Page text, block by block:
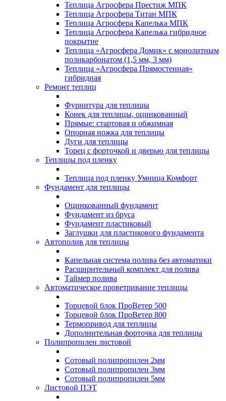
Теплица Агросфера Престиж МПК
Теплица Агросфера Титан МПК
Теплица Агросфера Капелька МПК
Теплица Агросфера Капелька гибридное
покрытие
Теплица «Агросфера Домик» с монолитным
поликарбонатом (1,5 мм, 3 мм)
Теплица «Агросфера Прямостенная»
гибридная
Ремонт теплиц
Фурнитура для теплицы
Конек для теплицы, оцинкованный
Прямые: стартовая и обжимная
Опорная ножка для теплицы
Дуги для теплицы
Торец с форточкой и дверью для теплицы
Теплицы под пленку
Теплица под пленку Умница Комфорт
Фундамент для теплицы
Оцинкованный фундамент
Фундамент из бруса
Фундамент пластиковый
Заглушки для пластикового фундамента
Автополив для теплицы
Капельная система полива без автоматики
Расширительный комплект для полива
Таймер полива
Автоматическое проветривание теплицы
Торцевой блок ПроВетер 500
Торцевой блок ПроВетер 800
Термопривод для теплицы
Дополнительная форточка для теплицы
Полипропилен листовой
Сотовый полипропилен 2мм
Сотовый полипропилен 3мм
Сотовый полипропилен 5мм
Листовой ПЭТ